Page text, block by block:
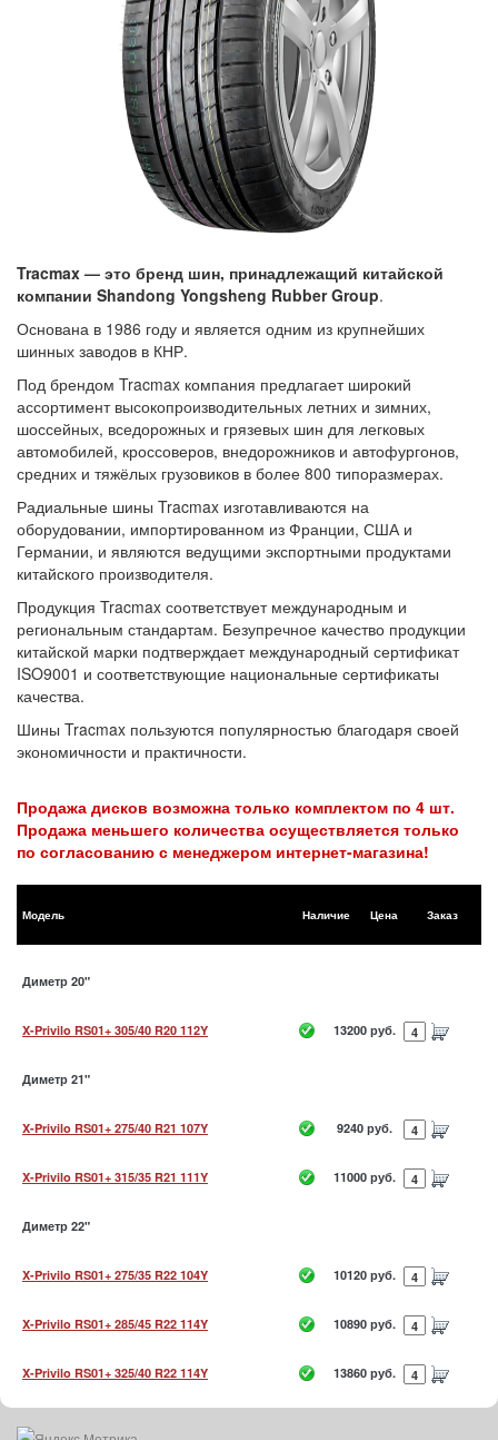
Tracmax — это бренд шин, принадлежащий китайской
компании Shandong Yongsheng Rubber Group.
Основана в 1986 году и является одним из крупнейших
шинных заводов в КНР.
Под брендом Tracmax компания предлагает широкий
ассортимент высокопроизводительных летних и зимних,
шоссейных, вседорожных и грязевых шин для легковых
автомобилей, кроссоверов, внедорожников и автофургонов,
средних и тяжёлых грузовиков в более 800 типоразмерах.
Радиальные шины Tracmax изготавливаются на
оборудовании, импортированном из Франции, США и
Германии, и являются ведущими экспортными продуктами
китайского производителя.
Продукция Tracmax соответствует международным и
региональным стандартам. Безупречное качество продукции
китайской марки подтверждает международный сертификат
ISO9001 и соответствующие национальные сертификаты
качества.
Шины Tracmax пользуются популярностью благодаря своей
экономичности и практичности.
Продажа дисков возможна только комплектом по 4 шт.
Продажа меньшего количества осуществляется только
по согласованию с менеджером интернет-магазина!
Модель Наличие Цена Заказ
Диметр 20"
X-Privilo RS01+ 305/40 R20 112Y 13200 руб.
Диметр 21"
X-Privilo RS01+ 275/40 R21 107Y 9240 руб.
X-Privilo RS01+ 315/35 R21 111Y 11000 руб.
Диметр 22"
X-Privilo RS01+ 275/35 R22 104Y 10120 руб.
X-Privilo RS01+ 285/45 R22 114Y 10890 руб.
X-Privilo RS01+ 325/40 R22 114Y 13860 руб.